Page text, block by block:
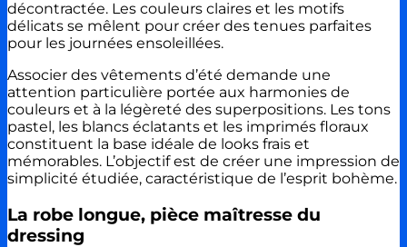
décontractée. Les couleurs claires et les motifs
délicats se mêlent pour créer des tenues parfaites
pour les journées ensoleillées.
Associer des vêtements d’été demande une
attention particulière portée aux harmonies de
couleurs et à la légèreté des superpositions. Les tons
pastel, les blancs éclatants et les imprimés floraux
constituent la base idéale de looks frais et
mémorables. L’objectif est de créer une impression de
simplicité étudiée, caractéristique de l’esprit bohème.
La robe longue, pièce maîtresse du
dressing